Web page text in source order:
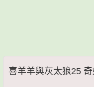
喜羊羊與灰太狼25